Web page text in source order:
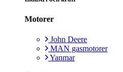
Motorer
John Deere
MAN gasmotorer
Yanmar